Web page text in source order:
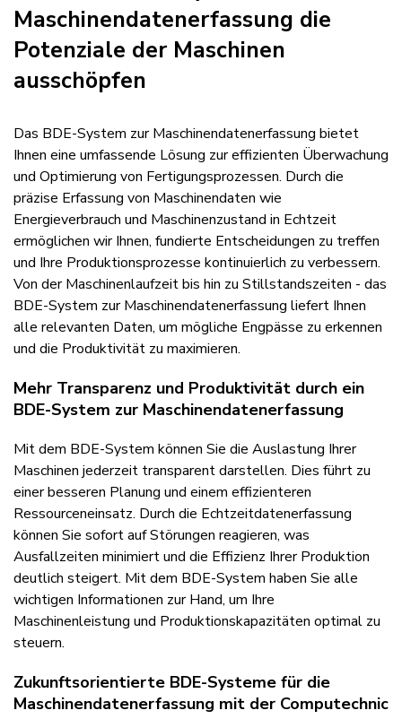
Maschinendatenerfassung die
Potenziale der Maschinen
ausschöpfen
Das BDE-System zur Maschinendatenerfassung bietet
Ihnen eine umfassende Lösung zur effizienten Überwachung
und Optimierung von Fertigungsprozessen. Durch die
präzise Erfassung von Maschinendaten wie
Energieverbrauch und Maschinenzustand in Echtzeit
ermöglichen wir Ihnen, fundierte Entscheidungen zu treffen
und Ihre Produktionsprozesse kontinuierlich zu verbessern.
Von der Maschinenlaufzeit bis hin zu Stillstandszeiten - das
BDE-System zur Maschinendatenerfassung liefert Ihnen
alle relevanten Daten, um mögliche Engpässe zu erkennen
und die Produktivität zu maximieren.
Mehr Transparenz und Produktivität durch ein
BDE-System zur Maschinendatenerfassung
Mit dem BDE-System können Sie die Auslastung Ihrer
Maschinen jederzeit transparent darstellen. Dies führt zu
einer besseren Planung und einem effizienteren
Ressourceneinsatz. Durch die Echtzeitdatenerfassung
können Sie sofort auf Störungen reagieren, was
Ausfallzeiten minimiert und die Effizienz Ihrer Produktion
deutlich steigert. Mit dem BDE-System haben Sie alle
wichtigen Informationen zur Hand, um Ihre
Maschinenleistung und Produktionskapazitäten optimal zu
steuern.
Zukunftsorientierte BDE-Systeme für die
Maschinendatenerfassung mit der Computechnic